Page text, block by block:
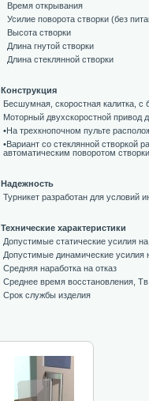
Время открывания
Усилие поворота створки (без
Высота створки
Длина гнутой створки
Длина стеклянной створки
Конструкция
Бесшумная, скоростная калитка, с
Моторный двухскоростной привод
•На трехкнопочном пульте
•Вариант со стеклянной створкой
автоматическим поворотом
Надежность
Турникет разработан для условий
Технические характеристики
Допустимые статические усилия
Допустимые динамические усилия
Средняя наработка на отказ
Среднее время восстановления, Тв
Срок службы изделия